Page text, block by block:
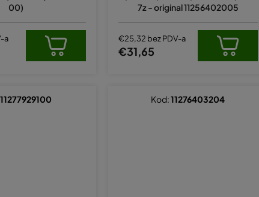
00)
a
7z - original 11256402005
€25,32 bez PDV-a
€31,65
11277929100 Kod:11276403204